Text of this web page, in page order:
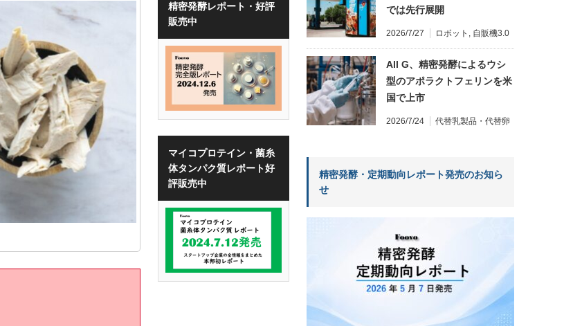
精密発酵レポート・好評
販売中
マイコプロテイン・菌糸
体タンパク質レポート好
評販売中
では先行展開
2026/7/27 ロボット 自販機3.0
All G、精密発酵によるウシ
型のアポラクトフェリンを米
国で上市
2026/7/24 代替乳製品・代替卵
精密発酵・定期動向レポート発売のお知ら
せ